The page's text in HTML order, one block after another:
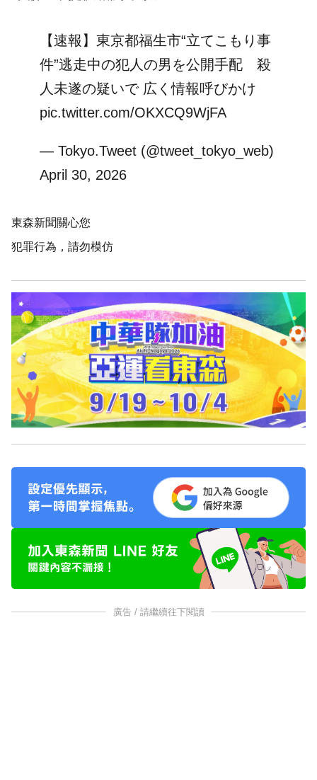
【速報】東京都福生市“立てこもり事
件”逃走中の犯人の男を公開手配 殺
人未遂の疑いで 広く情報呼びかけ
pic.twitter.com/OKXCQ9WjFA
— Tokyo.Tweet (@tweet_tokyo_web)
April 30, 2026
東森新聞關心您
犯罪行為，請勿模仿
廣告 / 請繼續往下閱讀